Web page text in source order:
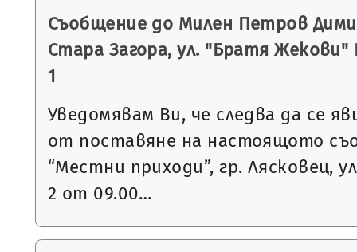
Съобщение до Милен Петров
Стара Загора, ул. "Братя Жекови"
1
Уведомявам Ви, че следва да се
от поставяне на настоящото
“Местни приходи”, гр. Лясковец,
2 от 09.00…